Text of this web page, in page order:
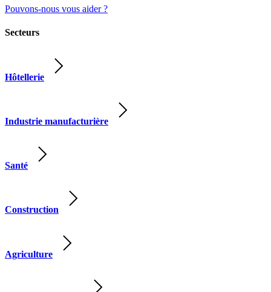
Pouvons-nous vous aider ?
Secteurs
Hôtellerie
Industrie manufacturière
Santé
Construction
Agriculture